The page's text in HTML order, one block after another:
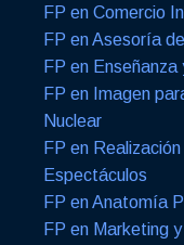
FP en Comercio
FP en Asesoría
FP en
FP en Imagen
Nuclear
FP en
Espectáculos
FP en Anatomía
FP en Marketing